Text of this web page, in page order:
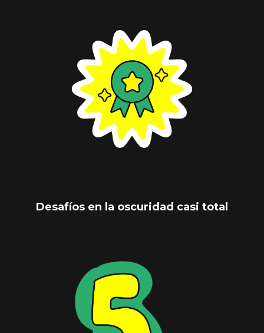
Desafíos en la oscuridad casi total